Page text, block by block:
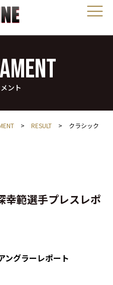
ント
> RESULT >
クラシック
幸範選手プレスレポ
ングラーレポート